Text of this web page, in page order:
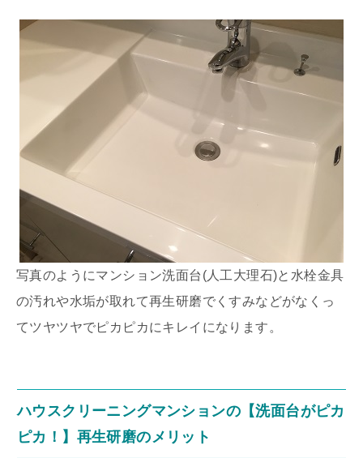
写真のようにマンション洗面台(人工大理石)と水栓金具
の汚れや水垢が取れて再生研磨でくすみなどがなくっ
てツヤツヤでピカピカにキレイになります。
ハウスクリーニングマンションの【洗面台がピカ
ピカ！】再生研磨のメリット